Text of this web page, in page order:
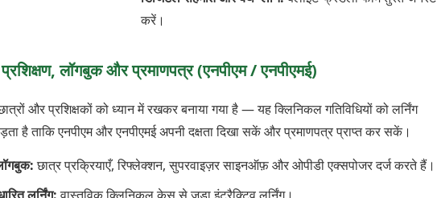
करें।
लॉगबुक और प्रमाणपत्र (एनपीएम / एनपीएमई)
और प्रशिक्षकों को ध्यान में रखकर बनाया गया है — यह क्लिनिकल गतिविधियों को लर्निंग
है ताकि एनपीएम और एनपीएमई अपनी दक्षता दिखा सकें और प्रमाणपत्र प्राप्त कर सकें।
छात्र प्रक्रियाएँ, रिफ्लेक्शन, सुपरवाइज़र साइनऑफ़ और ओपीडी एक्सपोजर दर्ज करते हैं।